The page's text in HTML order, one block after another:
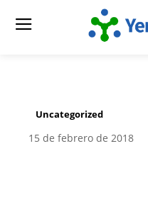
Uncategorized
15 de febrero de 2018